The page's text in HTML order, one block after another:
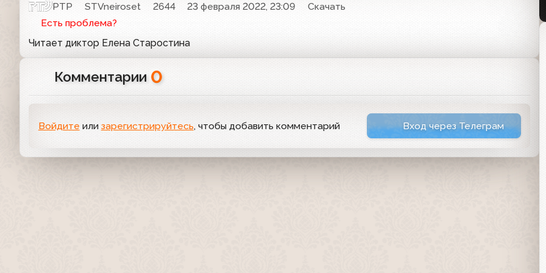
РТР STVneiroset 2644 23 февраля 2022, 23:09
Скачать
Есть проблема?
Читает диктор Елена Старостина
Комментарии 0
Войдите или зарегистрируйтесь, чтобы добавить комментарий Вход через Телеграм